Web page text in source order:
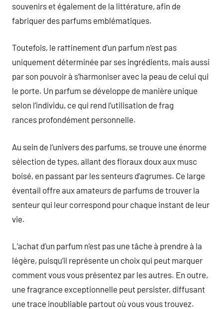
souvenirs et également de la littérature, afin de
fabriquer des parfums emblématiques.
Toutefois, le raffinement d’un parfum n’est pas
uniquement déterminée par ses ingrédients, mais aussi
par son pouvoir à s’harmoniser avec la peau de celui qui
le porte. Un parfum se développe de manière unique
selon l’individu, ce qui rend l’utilisation de frag
rances profondément personnelle.
Au sein de l’univers des parfums, se trouve une énorme
sélection de types, allant des floraux doux aux musc
boisé, en passant par les senteurs d’agrumes. Ce large
éventail offre aux amateurs de parfums de trouver la
senteur qui leur correspond pour chaque instant de leur
vie.
L’achat d’un parfum n’est pas une tâche à prendre à la
légère, puisqu’il représente un choix qui peut marquer
comment vous vous présentez par les autres. En outre,
une fragrance exceptionnelle peut persister, diffusant
une trace inoubliable partout où vous vous trouvez.